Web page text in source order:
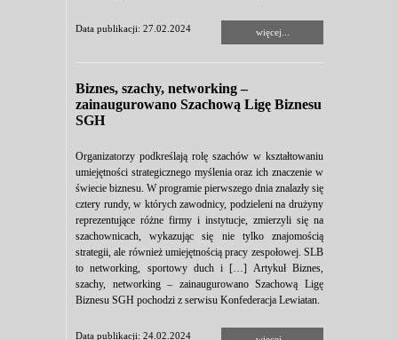
Data publikacji: 27.02.2024 więcej...
Biznes, szachy, networking –
zainaugurowano Szachową Ligę Biznesu
SGH
Organizatorzy podkreślają rolę szachów w kształtowaniu
umiejętności strategicznego myślenia oraz ich znaczenie w
świecie biznesu. W programie pierwszego dnia znalazły się
cztery rundy, w których zawodnicy, podzieleni na drużyny
reprezentujące różne firmy i instytucje, zmierzyli się na
szachownicach, wykazując się nie tylko znajomością
strategii, ale również umiejętnością pracy zespołowej. SLB
to networking, sportowy duch i […] Artykuł Biznes,
szachy, networking – zainaugurowano Szachową Ligę
Biznesu SGH pochodzi z serwisu Konfederacja Lewiatan.
Data publikacji: 24.02.2024